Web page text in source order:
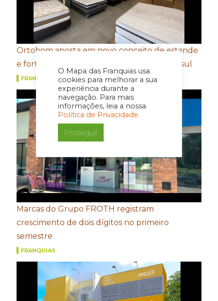
O Mapa das Franquias usa
cookies para melhorar a sua
experiência durante a
navegação. Para mais
informações, leia a nossa
Política de Privacidade.
Prosseguir
Ortobom aposta em novo conceito de estande
e fortalecimento de portfólio para a Movelsul
FRANQUIAS
Marcas do Grupo FROTH registram
crescimento de dois dígitos no primeiro
semestre
FRANQUIAS